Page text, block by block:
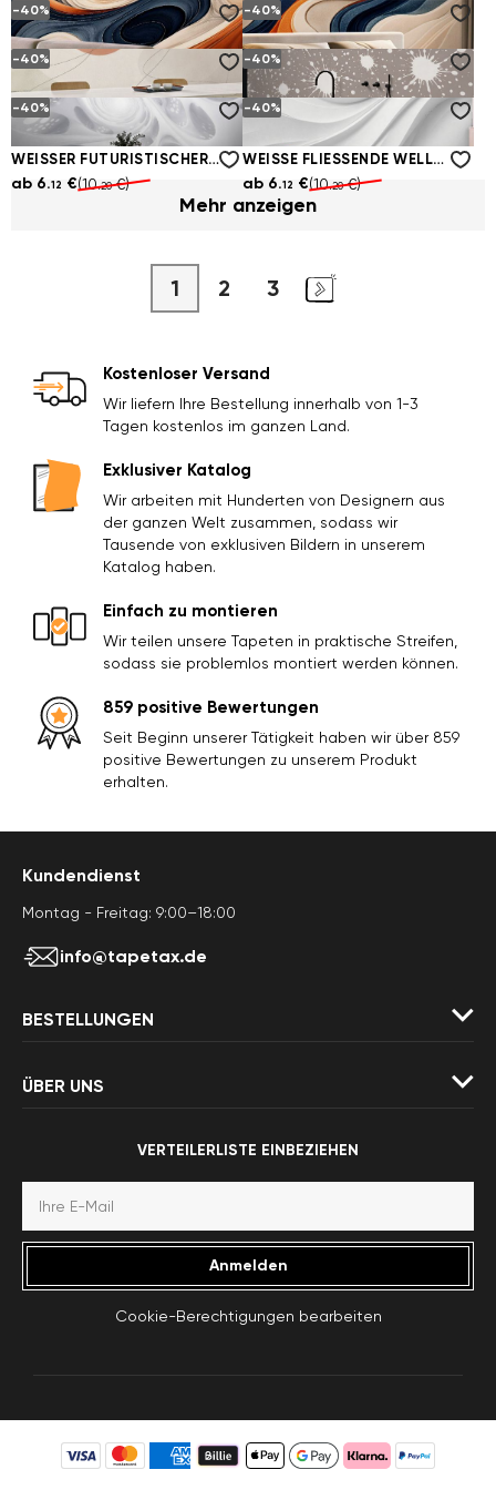
PASTELLFARBENE LICHTWELLEN
ab6.12 €(10.20 €)
GESCHICHTETE PASTELLBÄNDER
ab6.12€(10.20€)
-40%
ab 6. 12€(10.
-40%
FLIESSENDE BÄNDER IM ELEGANTEN KONTRAST
ab 6.12€(10. 20 €)
-40%
MINIMALISTISCHE OLIVEN UND PASTELLFORMEN
ab 6.12€ (10. 20€)
-40%
MINIMALISTISCHE FLECKEN AUF BEIGE
(10.20€)
-40%
WEISSER FUTURISTISCHER LICHTTUNNEL
ab 6.12 €(10.20€)
-40%
WEISSE FLIESSENDE WELLEN 3D
ab 6.12 €(10.20€)
Mehr anzeigen
1 2 3
Kostenloser Versand
Wir liefern Ihre Bestellung innerhalb von 1-3
Tagen kostenlos im ganzen Land.
Exklusiver Katalog
Wir arbeiten mit Hunderten von Designern aus
der ganzen Welt zusammen, sodass wir
Tausende von exklusiven Bildern in unserem
Katalog haben.
Einfach zu montieren
Wir teilen unsere Tapeten in praktische Streifen,
sodass sie problemlos montiert werden können.
859 positive Bewertungen
Seit Beginn unserer Tätigkeit haben wir über 859
positive Bewertungen zu unserem Produkt
erhalten.
Kundendienst
Montag - Freitag: 9:00–18:00
info@tapetax.de
BESTELLUNGEN
ÜBER UNS
VERTEILERLISTE EINBEZIEHEN
Anmelden
Cookie-Berechtigungen bearbeiten